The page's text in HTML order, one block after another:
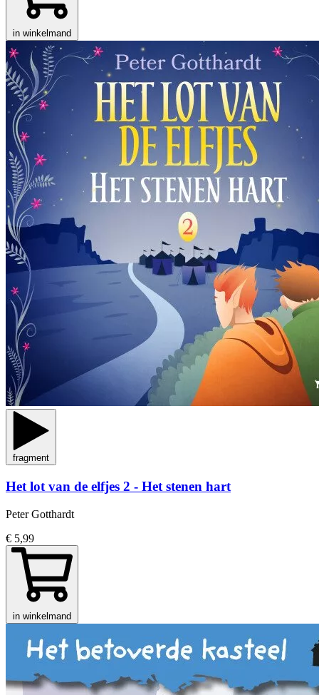
in winkelmand
fragment
Het lot van de elfjes 2 - Het stenen hart
Peter Gotthardt
€ 5,99
in winkelmand